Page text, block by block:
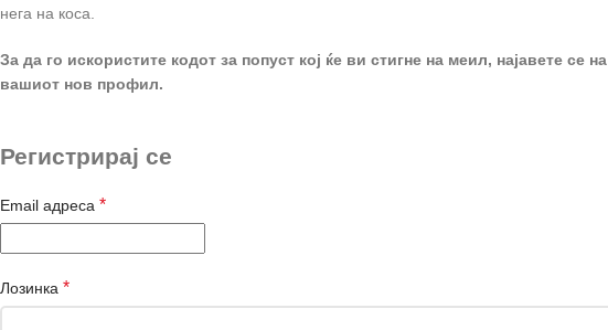
нега на коса.
За да го искористите кодот за попуст кој ќе ви стигне на меил, најавете се на
вашиот нов профил.
Регистрирај се
Email адреса *
Лозинка *